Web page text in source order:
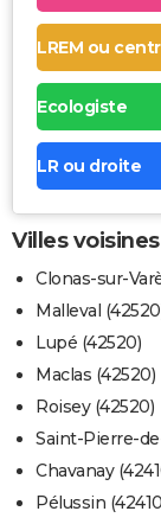
LREM ou
Ecologiste
LR ou droite
Villes
Clonas-sur-
Malleval
Lupé (42520)
Maclas (42520)
Roisey (42520)
Saint-Pierre-
Chavanay
Pélussin